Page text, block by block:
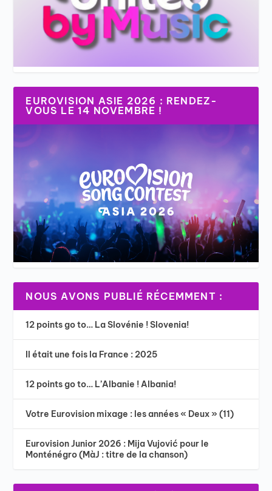
EUROVISION ASIE 2026 : RENDEZ-
VOUS LE 14 NOVEMBRE !
NOUS AVONS PUBLIÉ RÉCEMMENT :
12 points go to… La Slovénie ! Slovenia!
Il était une fois la France : 2025
12 points go to… L’Albanie ! Albania!
Votre Eurovision mixage : les années « Deux » (11)
Eurovision Junior 2026 : Mija Vujović pour le
Monténégro (MàJ : titre de la chanson)